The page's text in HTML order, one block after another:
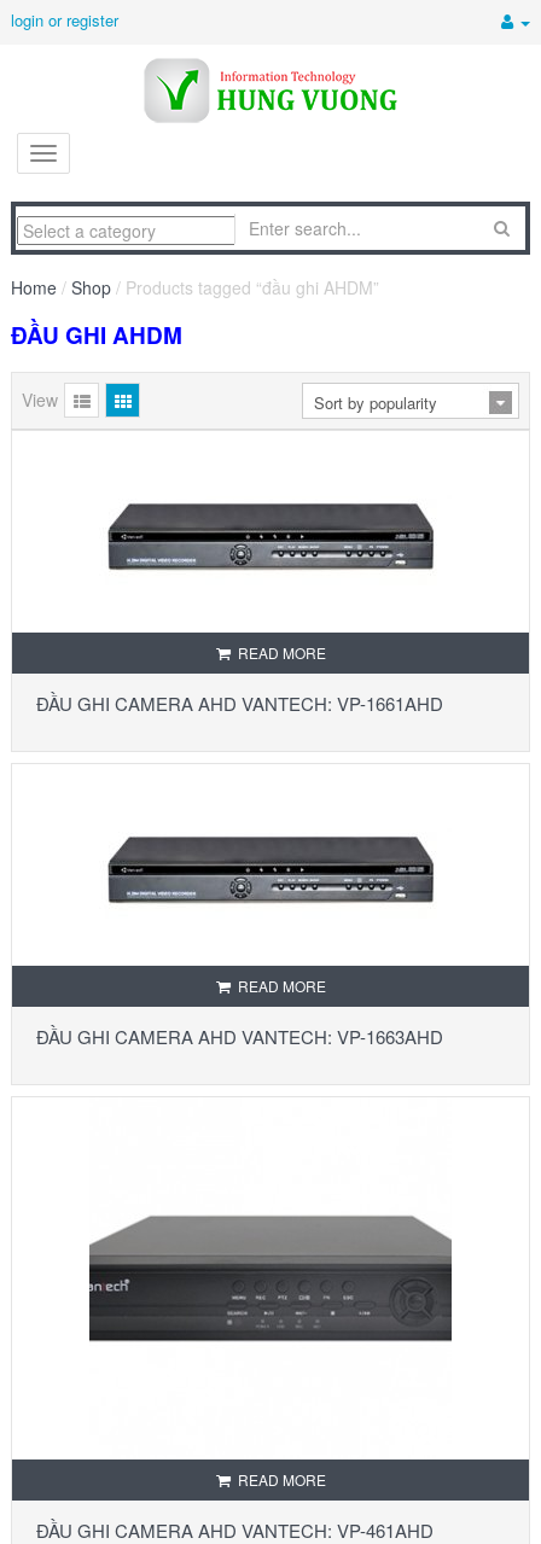
login or register
Home / Shop / Products tagged “đầu ghi AHDM”
ĐẦU GHI AHDM
View
READ MORE
ĐẦU GHI CAMERA AHD VANTECH: VP-1661AHD
READ MORE
ĐẦU GHI CAMERA AHD VANTECH: VP-1663AHD
READ MORE
ĐẦU GHI CAMERA AHD VANTECH: VP-461AHD